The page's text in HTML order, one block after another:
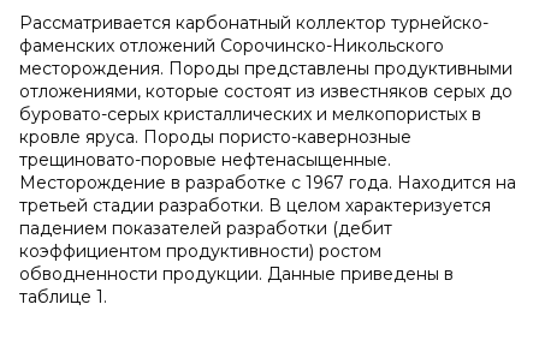
Рассматривается карбонатный коллектор турнейско-
фаменских отложений Сорочинско-Никольского
месторождения. Породы представлены продуктивными
отложениями, которые состоят из известняков серых до
буровато-серых кристаллических и мелкопористых в
кровле яруса. Породы пористо-кавернозные
трещиновато-поровые нефтенасыщенные.
Месторождение в разработке с 1967 года. Находится на
третьей стадии разработки. В целом характеризуется
падением показателей разработки (дебит
коэффициентом продуктивности) ростом
обводненности продукции. Данные приведены в
таблице 1.